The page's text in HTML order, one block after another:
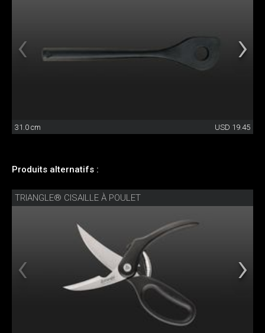
31.0 cm USD 19.45
Produits alternatifs :
TRIANGLE® CISAILLE À POULET